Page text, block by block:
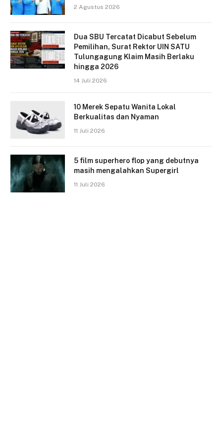
2 Agustus 2026
Dua SBU Tercatat Dicabut Sebelum
Pemilihan, Surat Rektor UIN SATU
Tulungagung Klaim Masih Berlaku
hingga 2026
14 Juli 2026
10 Merek Sepatu Wanita Lokal
Berkualitas dan Nyaman
11 Juli 2026
5 film superhero flop yang debutnya
masih mengalahkan Supergirl
11 Juli 2026